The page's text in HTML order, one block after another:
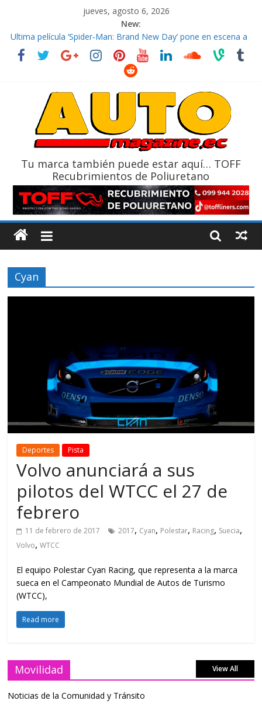
jueves, agosto 6, 2026
New:
El costo de tener un vehículo gana protagonismo a la hora de
decidir
Ultima película ‘Spider‑Man: Brand New Day’ pone en escena a
La Vuelta al Ecuador 2026, edición 47ª, recorre 7 provincias en 8
La FEDAK recibe 12 Sinotruk Bolden para cubrir las rutas de La
Tu marca también puede estar aquí… TOFF
Recubrimientos de Poliuretano
Cyan
Deportes Pista
Volvo anunciará a sus
pilotos del WTCC el 27 de
febrero
11 de febrero de 2017 2017, Cyan, Polestar, Racing, Suecia,
Volvo,WTCC
El equipo Polestar Cyan Racing, que representa a la marca
sueca en el Campeonato Mundial de Autos de Turismo
(WTCC),
Read more
Movilidad View All
Noticias de la Comunidad y Tránsito